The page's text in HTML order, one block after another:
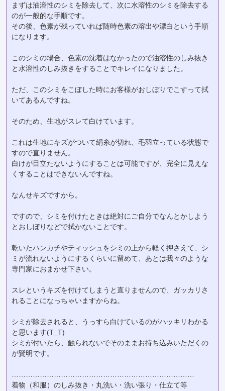
まずは油溶性のシミを除去して、次に水溶性のシミを除去する
のが一般的な手順です。
その後、色素が残っていれば随時色素の溶出や漂白という手順
になります。
このシミの場合、色素の沈着はなかったので油溶性のしみ抜き
と水溶性のしみ抜きをすることでキレイになりました。
ただ、このシミをこぼした時にお客様がおしぼりでこすって拭
いてあるんですね。
そのため、生地がスレて白けています。
これは生地にキズがついて絹糸が切れ、毛羽立っている状態で
すので直りません。
白けが目立たないようにすることは可能ですが、完全に見えな
くすることはできないんですね。
なんせキズですから。
ですので、シミを付けたときは絶対にご自分でなんとかしよう
とおしぼりなどで拭かないことです。
乾いたハンカチやティッシュをシミの上から軽く押さえて、シ
ミが流れないようにするくらいに留めて、あとは我々のような
専門家におまかせ下さい。
スレというキズを付けてしまうと直りませんので、ガッカリさ
れることになっちゃいますからね。
シミが除去されると、うっすら白けているのがハッキリわかる
と思います(T_T)
シミが付いたら、触られないでそのままお持ち込みいただくの
が賢明です。
着物（和服）のしみ抜き・丸洗い・洗い張り・仕立て等